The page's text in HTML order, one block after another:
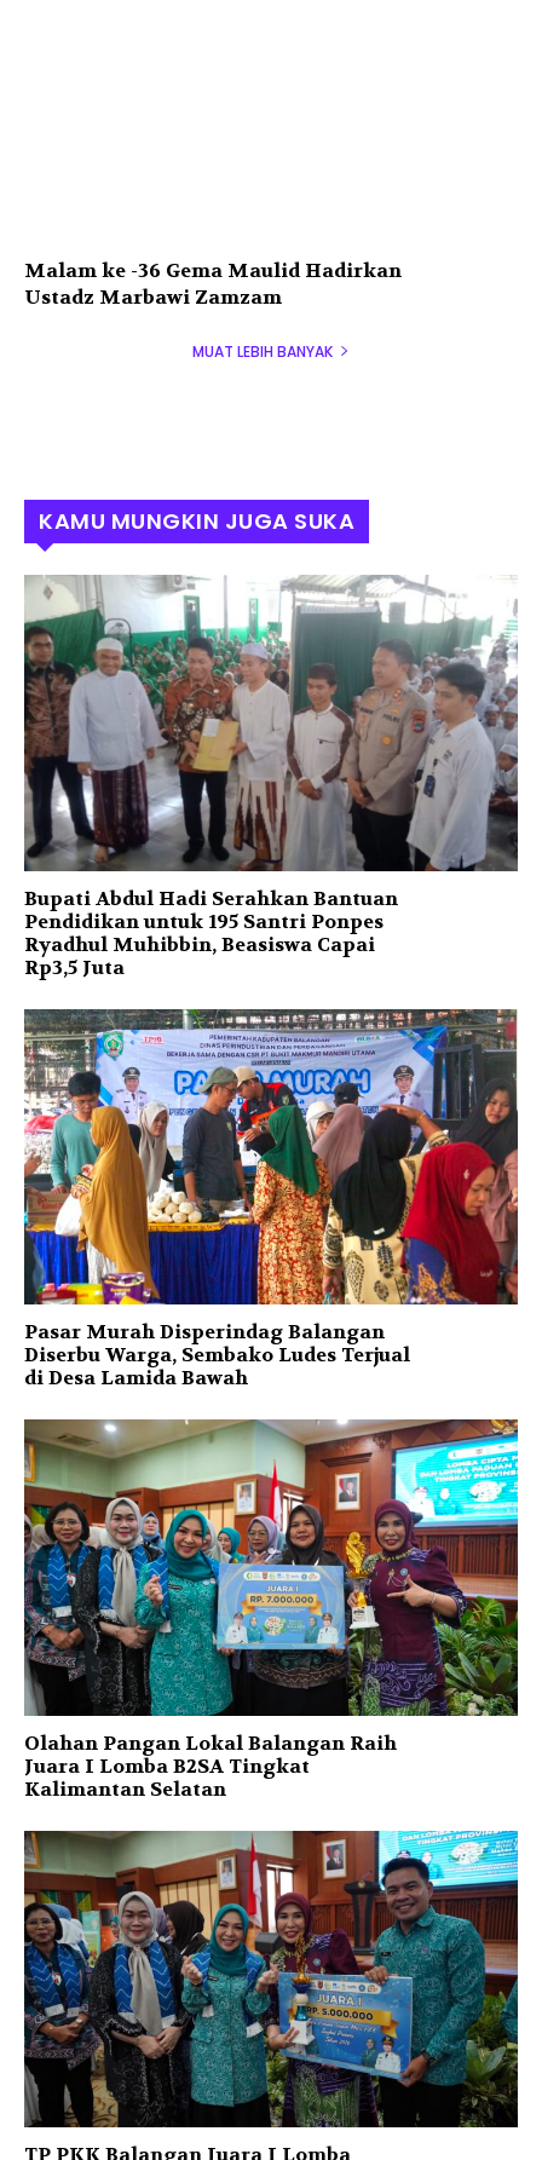
Malam ke -36 Gema Maulid Hadirkan
Ustadz Marbawi Zamzam
MUAT LEBIH BANYAK
KAMU MUNGKIN JUGA SUKA
Bupati Abdul Hadi Serahkan Bantuan
Pendidikan untuk 195 Santri Ponpes
Ryadhul Muhibbin, Beasiswa Capai
Rp3,5 Juta
Pasar Murah Disperindag Balangan
Diserbu Warga, Sembako Ludes Terjual
di Desa Lamida Bawah
Olahan Pangan Lokal Balangan Raih
Juara I Lomba B2SA Tingkat
Kalimantan Selatan
TP PKK Balangan Juara I Lomba